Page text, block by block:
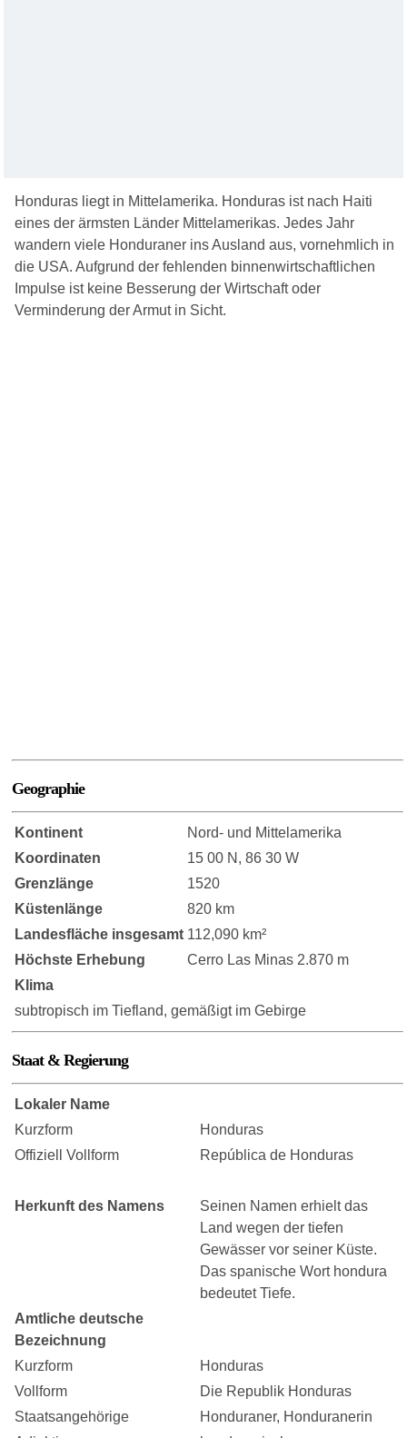
Honduras liegt in Mittelamerika. Honduras ist nach Haiti
eines der ärmsten Länder Mittelamerikas. Jedes Jahr
wandern viele Honduraner ins Ausland aus, vornehmlich in
die USA. Aufgrund der fehlenden binnenwirtschaftlichen
Impulse ist keine Besserung der Wirtschaft oder
Verminderung der Armut in Sicht.
Geographie
Kontinent
Nord- und Mittelamerika
Koordinaten
15 00 N, 86 30 W
Grenzlänge
1520
Küstenlänge
820 km
Landesfläche insgesamt 112,090 km²
Höchste Erhebung
Cerro Las Minas 2.870 m
Klima
subtropisch im Tiefland, gemäßigt im Gebirge
Staat & Regierung
Lokaler Name
Kurzform
Honduras
Offiziell Vollform
República de Honduras
Herkunft des Namens
Seinen Namen erhielt das
Land wegen der tiefen
Gewässer vor seiner Küste.
Das spanische Wort hondura
bedeutet Tiefe.
Amtliche deutsche
Bezeichnung
Kurzform
Honduras
Vollform
Die Republik Honduras
Staatsangehörige
Honduraner, Honduranerin